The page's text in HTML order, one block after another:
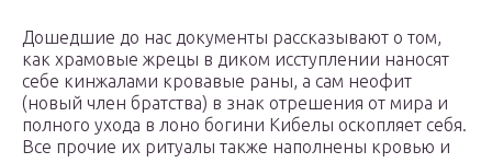
Дошедшие до нас документы рассказывают о том,
как храмовые жрецы в диком исступлении наносят
себе кинжалами кровавые раны, а сам неофит
(новый член братства) в знак отрешения от мира и
полного ухода в лоно богини Кибелы оскопляет себя.
Все прочие их ритуалы также наполнены кровью и